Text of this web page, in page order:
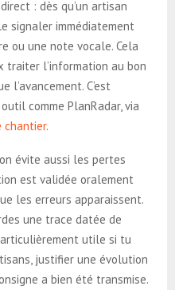
: dès qu’un artisan
signaler immédiatement
ou une note vocale. Cela
traiter l’information au bon
l’avancement. C’est
comme PlanRadar, via
chantier.
évite aussi les pertes
est validée oralement
les erreurs apparaissent.
une trace datée de
utile si tu
justifier une évolution
a bien été transmise.